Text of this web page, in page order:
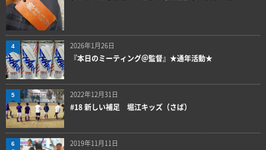
2026年1月26日
『本日のミーティング＠監督』★通年活動★
4
2022年12月31日
#18 新しい補足 堀江キッズ（さば）
5
2019年11月11日
6